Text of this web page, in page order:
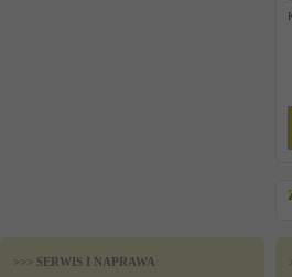
>>> SERWIS I NAPRAWA